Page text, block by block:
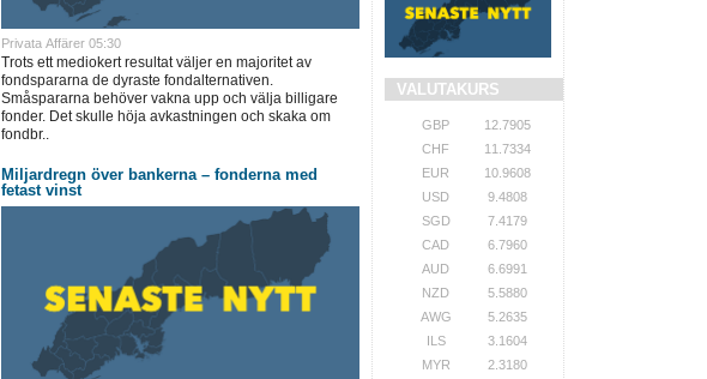
Privata Affärer 05:30
Trots ett mediokert resultat väljer en majoritet av
fondspararna de dyraste fondalternativen.
Småspararna behöver vakna upp och välja billigare
fonder. Det skulle höja avkastningen och skaka om
fondbr..
Miljardregn över bankerna – fonderna med
fetast vinst
VALUTAKURS
GBP
12.7905
CHF
11.7334
EUR
10.9608
USD
9.4808
SGD
7.4179
CAD
6.7960
AUD
6.6991
NZD
5.5880
AWG
5.2635
ILS
3.1604
MYR
2.3180